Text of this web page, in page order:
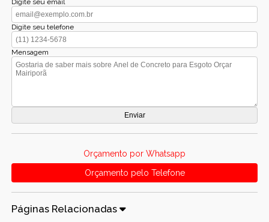
Digite seu email
Digite seu telefone
Mensagem
Orçamento por Whatsapp
Orçamento pelo Telefone
Páginas Relacionadas